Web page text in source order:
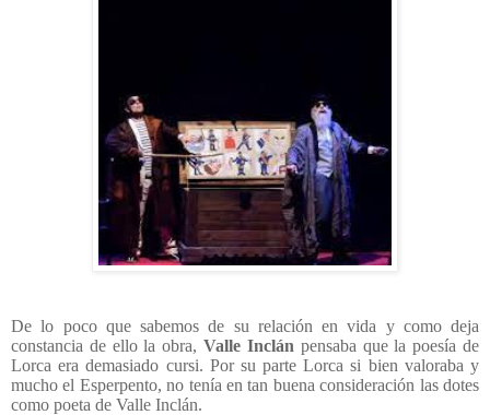
De lo poco que sabemos de su relación en vida y como deja
constancia de ello la obra,Valle Inclán pensaba que la poesía de
Lorca era demasiado cursi. Por su parte Lorca si bien valoraba y
mucho el Esperpento, no tenía en tan buena consideración las dotes
como poeta de Valle Inclán.